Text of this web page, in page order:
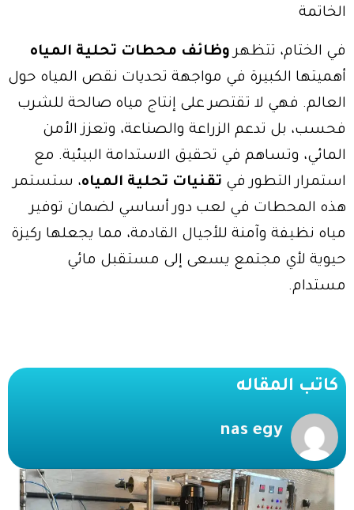
الخاتمة
في الختام، تتظهروظائف محطات تحلية المياه
أهميتها الكبيرة في مواجهة تحديات نقص المياه حول
العالم. فهي لا تقتصر على إنتاج مياه صالحة للشرب
فحسب، بل تدعم الزراعة والصناعة، وتعزز الأمن
المائي، وتساهم في تحقيق الاستدامة البيئية. مع
استمرار التطور في تقنيات تحلية المياه، ستستمر
هذه المحطات في لعب دور أساسي لضمان توفير
مياه نظيفة وآمنة للأجيال القادمة، مما يجعلها ركيزة
حيوية لأي مجتمع يسعى إلى مستقبل مائي
مستدام.
كاتب المقاله
nas egy